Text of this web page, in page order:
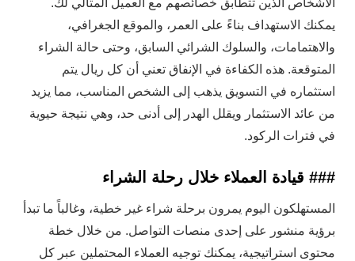
الأشخاص الذين تتطابق خصائصهم مع العميل المثالي لك.
يمكنك الاستهداف بناءً على العمر، والموقع الجغرافي،
والاهتمامات، والسلوك الشرائي السابق، وحتى حالة الشراء
المتوقعة. هذه الكفاءة في الإنفاق تعني أن كل ريال يتم
استثماره في التسويق يذهب إلى الشخص المناسب، مما يزيد
من عائد الاستثمار ويقلل الهدر إلى أدنى حد، وهي نتيجة حيوية
في فترات الركود.
### قيادة العملاء خلال رحلة الشراء
المستهلكون اليوم يمرون برحلة شراء غير خطية، وغالباً ما تبدأ
برؤية منشور على إحدى منصات التواصل. من خلال خطة
محتوى استراتيجية، يمكنك توجيه العملاء المحتملين عبر كل